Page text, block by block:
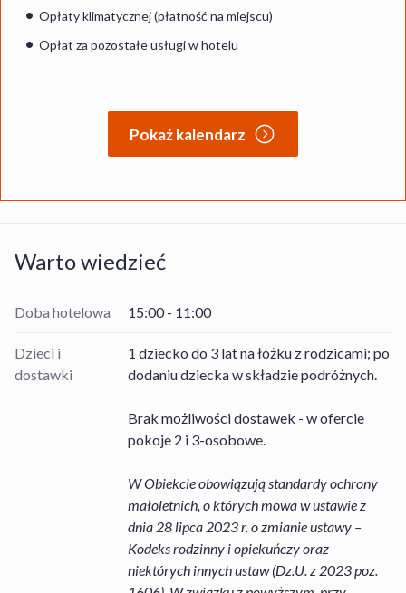
Opłaty klimatycznej (płatność na miejscu)
Opłat za pozostałe usługi w hotelu
Pokaż kalendarz
Warto wiedzieć
Doba hotelowa 15:00 - 11:00
Dzieci i
dostawki
1 dziecko do 3 lat na łóżku z rodzicami; po
dodaniu dziecka w składzie podróżnych.
Brak możliwości dostawek - w ofercie
pokoje 2 i 3-osobowe.
W Obiekcie obowiązują standardy ochrony
małoletnich, o których mowa w ustawie z
dnia 28 lipca 2023 r. o zmianie ustawy –
Kodeks rodzinny i opiekuńczy oraz
niektórych innych ustaw (Dz.U. z 2023 poz.